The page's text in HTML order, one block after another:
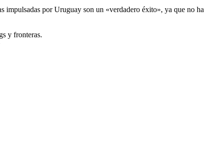
por Uruguay son un «verdadero éxito», ya que no ha
y fronteras.